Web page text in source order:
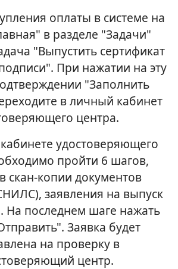
оплаты в системе на
в разделе "Задачи"
"Выпустить сертификат
При нажатии на эту
"Заполнить
в личный кабинет
центра.
удостоверяющего
пройти 6 шагов,
скан-копии документов
заявления на выпуск
На последнем шаге нажать
Заявка будет
на проверку в
центр.